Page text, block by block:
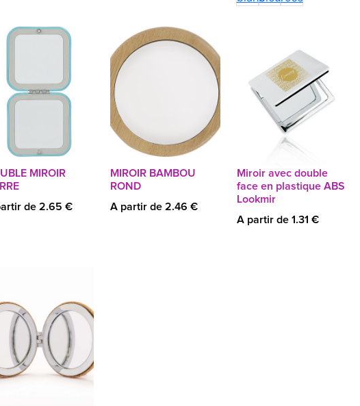
MIROIR
de 2.65 €
MIROIR BAMBOU
ROND
A partir de 2.46 €
Miroir avec double
face en plastique ABS
Lookmir
A partir de 1.31 €